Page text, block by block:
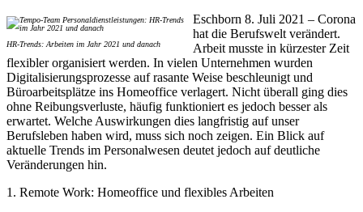
HR-Trends: Arbeiten im Jahr 2021 und danach
Eschborn 8. Juli 2021 – Corona
hat die Berufswelt verändert.
Arbeit musste in kürzester Zeit
flexibler organisiert werden. In vielen Unternehmen wurden
Digitalisierungsprozesse auf rasante Weise beschleunigt und
Büroarbeitsplätze ins Homeoffice verlagert. Nicht überall ging dies
ohne Reibungsverluste, häufig funktioniert es jedoch besser als
erwartet. Welche Auswirkungen dies langfristig auf unser
Berufsleben haben wird, muss sich noch zeigen. Ein Blick auf
aktuelle Trends im Personalwesen deutet jedoch auf deutliche
Veränderungen hin.
1. Remote Work: Homeoffice und flexibles Arbeiten